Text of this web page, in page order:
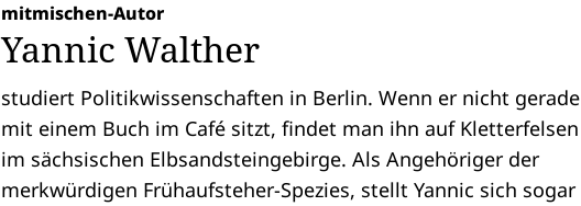
mitmischen-Autor
Yannic Walther
studiert Politikwissenschaften in Berlin. Wenn er nicht gerade
mit einem Buch im Café sitzt, findet man ihn auf Kletterfelsen
im sächsischen Elbsandsteingebirge. Als Angehöriger der
merkwürdigen Frühaufsteher-Spezies, stellt Yannic sich sogar